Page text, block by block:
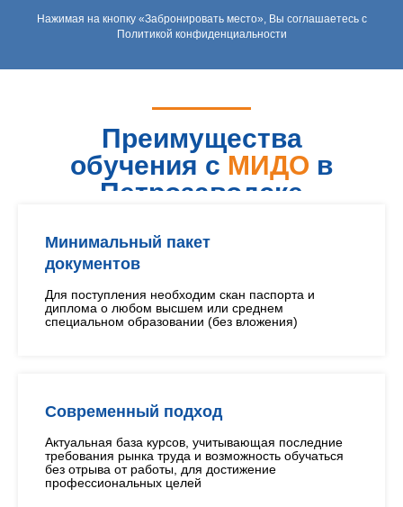
Нажимая на кнопку «Забронировать место», Вы соглашаетесь с
Политикой конфиденциальности
Преимущества
обучения с МИДО в
Петрозаводске
Минимальный пакет
документов
Для поступления необходим скан паспорта и
диплома о любом высшем или среднем
специальном образовании (без вложения)
Современный подход
Актуальная база курсов, учитывающая последние
требования рынка труда и возможность обучаться
без отрыва от работы, для достижение
профессиональных целей